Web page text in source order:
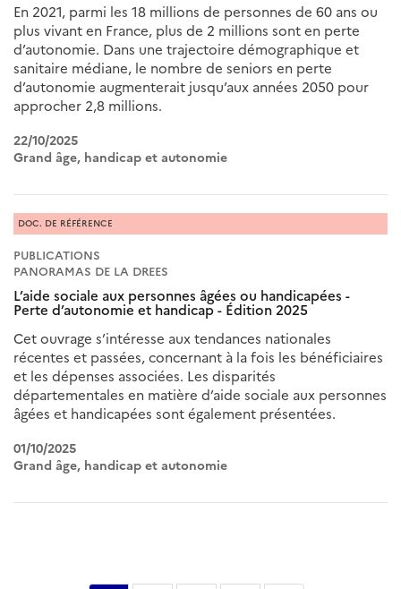
En 2021, parmi les 18 millions de personnes de 60 ans ou
plus vivant en France, plus de 2 millions sont en perte
d’autonomie. Dans une trajectoire démographique et
sanitaire médiane, le nombre de seniors en perte
d’autonomie augmenterait jusqu’aux années 2050 pour
approcher 2,8 millions.
22/10/2025
Grand âge, handicap et autonomie
PUBLICATIONS
PANORAMAS DE LA DREES
L’aide sociale aux personnes âgées ou handicapées -
Perte d’autonomie et handicap - Édition 2025
Cet ouvrage s’intéresse aux tendances nationales
récentes et passées, concernant à la fois les bénéficiaires
et les dépenses associées. Les disparités
départementales en matière d’aide sociale aux personnes
âgées et handicapées sont également présentées.
DOC. DE RÉFÉRENCE
01/10/2025
Grand âge, handicap et autonomie